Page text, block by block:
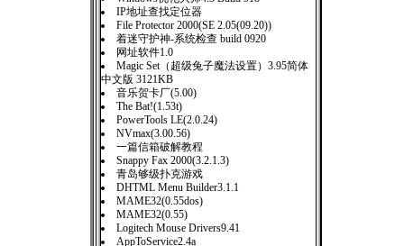
IP地址查找定位器
File Protector 2000(SE 2.05(09.20))
着迷守护神-系统检查 build 0920
网址软件1.0
Magic Set（超级兔子魔法设置）3.95简体
中文版 3121KB
音乐贺卡厂(5.00)
The Bat!(1.53t)
PowerTools LE(2.0.24)
NVmax(3.00.56)
一篇信箱破解教程
Snappy Fax 2000(3.2.1.3)
青岛够级扑克游戏
DHTML Menu Builder3.1.1
MAME32(0.55dos)
MAME32(0.55)
Logitech Mouse Drivers9.41
AppToService2.4a